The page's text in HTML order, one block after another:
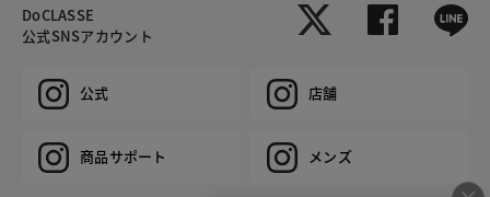
DoCLASSE
公式SNSアカウント
公式 店舗
商品サポート メンズ